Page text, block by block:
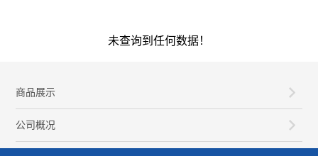
未查询到任何数据！
商品展示
公司概况